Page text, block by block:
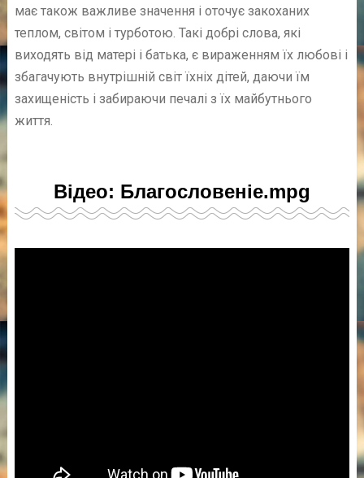
має також важливе значення і оточує закоханих
теплом, світом і турботою. Такі добрі слова, які
виходять від матері і батька, є вираженням їх любові і
збагачують внутрішній світ їхніх дітей, даючи їм
захищеність і забираючи печалі з їх майбутнього
життя.
Відео: Благословеніе.mpg